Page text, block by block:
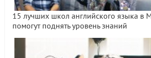
15 лучших школ английского языка в
помогут поднять уровень знаний